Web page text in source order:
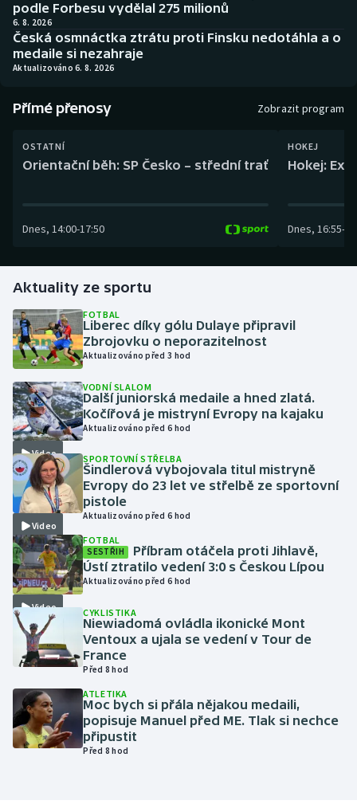
Biatlon
Boby a skeleton
Box
Curling
Golf
Gymnastika
Házená
Jezdectví
Judo
Krasobruslení
Lezení
Lyže a snowboard
Moderní pětiboj
Motorsport
Olympijské hry
Parasport
Plavání
Aplikace ČT sport
AZ kvíz
podle Forbesu vydělal 275 milionů
6. 8. 2026
Česká osmnáctka ztrátu proti Finsku nedotáhla a o
medaile si nezahraje
Aktualizováno 6. 8. 2026
Přímé přenosy Zobrazit program
OSTATNÍ
Orientační běh: SP Česko – střední trať
Dnes, 14:00-17:50
HOKEJ
Hokej:
Dnes, 16:55-
Aktuality ze sportu
FOTBAL
Liberec díky gólu Dulaye připravil
Zbrojovku o neporazitelnost
Aktualizováno před 3 hod
Video
VODNÍ SLALOM
Další juniorská medaile a hned zlatá.
Kočířová je mistryní Evropy na kajaku
Aktualizováno před 6 hod
Video
SPORTOVNÍ STŘELBA
Šindlerová vybojovala titul mistryně
Evropy do 23 let ve střelbě ze sportovní
pistole
Aktualizováno před 6 hod
Video
FOTBAL
SESTŘIH
Příbram otáčela proti Jihlavě,
Ústí ztratilo vedení 3:0 s Českou Lípou
Aktualizováno před 6 hod
CYKLISTIKA
Niewiadomá ovládla ikonické Mont
Ventoux a ujala se vedení v Tour de
France
Před 8 hod
ATLETIKA
Moc bych si přála nějakou medaili,
popisuje Manuel před ME. Tlak si nechce
připustit
Před 8 hod